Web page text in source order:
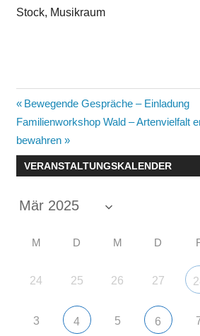
Stock, Musikraum
Beitragsnavigation
Vorheriger
Beitrag:
Bewegende Gespräche – Einladung
Nächster
Beitrag:
Familienworkshop Wald – Artenvielfalt
bewahren
VERANSTALTUNGSKALENDER
M D M D
24 25 26 27
3 4 5 6